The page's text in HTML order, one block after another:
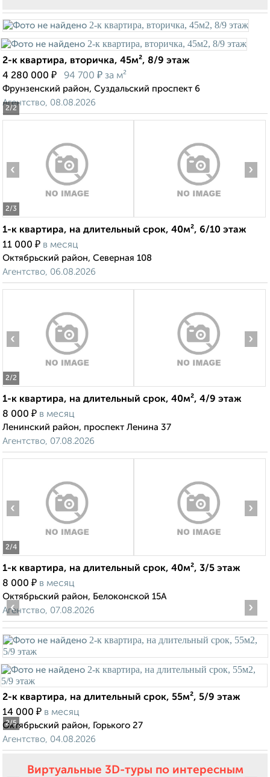
2/2
2-к квартира, вторичка, 45м², 8/9 этаж
4 280 000 ₽ 94 700 ₽ за м²
Фрунзенский район, Суздальский проспект 6
Агентство, 08.08.2026
2/3
‹ ›
1-к квартира, на длительный срок, 40м², 6/10 этаж
11 000 ₽ в месяц
Октябрьский район, Северная 108
Агентство, 06.08.2026
2/2
‹ ›
1-к квартира, на длительный срок, 40м², 4/9 этаж
8 000 ₽ в месяц
Ленинский район, проспект Ленина 37
Агентство, 07.08.2026
2/4
‹ ›
1-к квартира, на длительный срок, 40м², 3/5 этаж
8 000 ₽ в месяц
Октябрьский район, Белоконской 15А
Агентство, 07.08.2026
2/5
‹ ›
2-к квартира, на длительный срок, 55м², 5/9 этаж
14 000 ₽ в месяц
Октябрьский район, Горького 27
Агентство, 04.08.2026
Виртуальные 3D-туры по интересным